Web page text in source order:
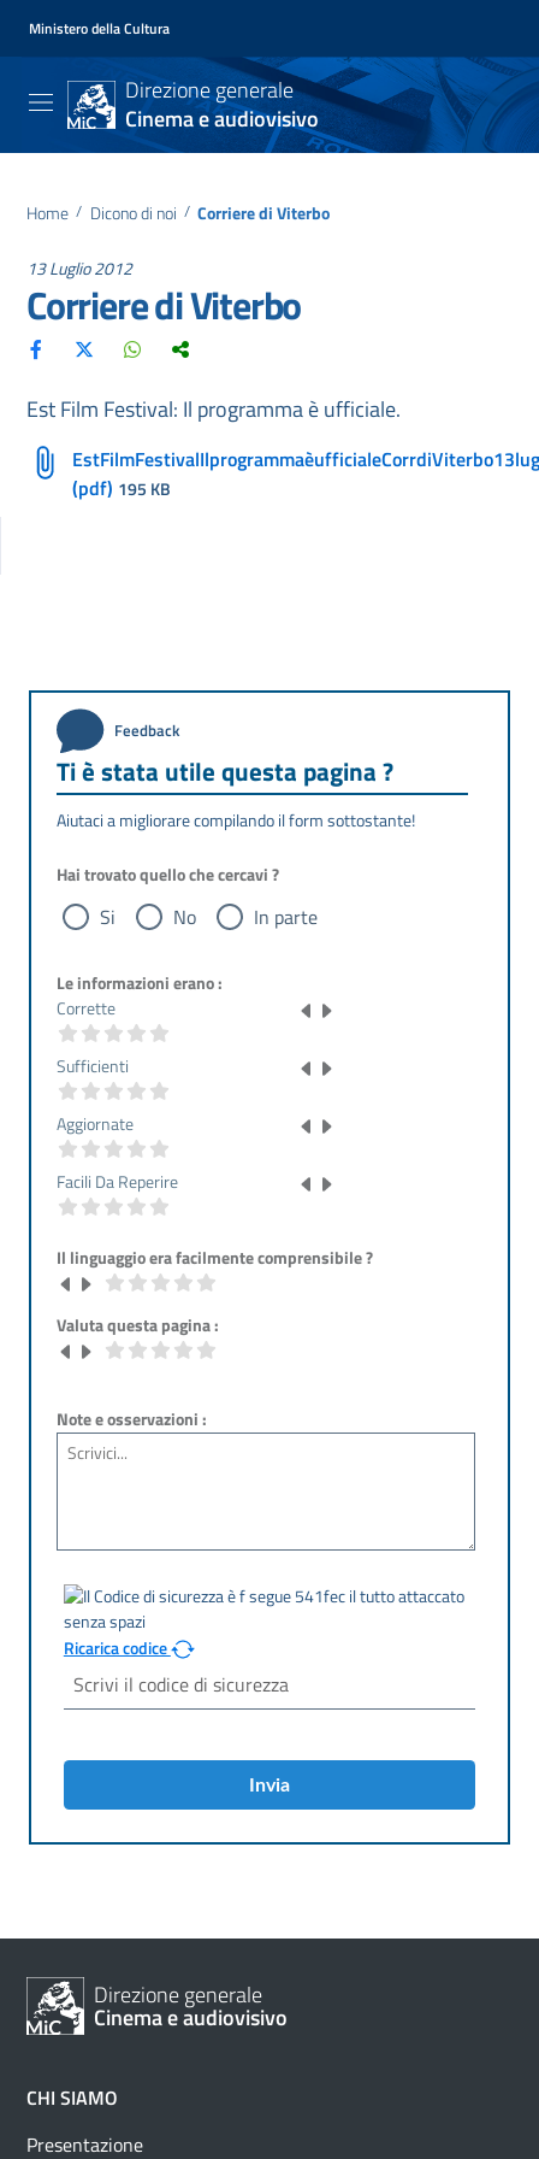
Ministero della Cultura
Direzione generale
Cinema e audiovisivo
Home / Dicono di noi / Corriere di Viterbo
13 Luglio 2012
Corriere di Viterbo
Est Film Festival: Il programma è ufficiale.
(pdf) 195 KB
Feedback
Ti è stata utile questa pagina ?
Aiutaci a migliorare compilando il form sottostante!
Hai trovato quello che cercavi ?
Si No In parte
Le informazioni erano :
Corrette
Sufficienti
Aggiornate
Facili Da Reperire
Il linguaggio era facilmente comprensibile ?
Valuta questa pagina :
Note e osservazioni :
Ricarica codice
Invia
Direzione generale
Cinema e audiovisivo
CHI SIAMO
Presentazione